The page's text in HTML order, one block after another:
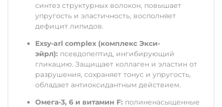
синтез структурных волокон, повышает
упругость и эластичность, восполняет
дефицит липидов.
Exsy-arl complex (комплекс Экси-
эйрл): псевдопептид, ингибирующий
гликацию. Защищает коллаген и эластин от
разрушения, сохраняет тонус и упругость,
обладает антиоксидантным действием.
Омега-3, 6 и витамин F: полиненасыщенные